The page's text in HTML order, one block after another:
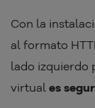
Con la
al formato
lado izquierdo
virtual es